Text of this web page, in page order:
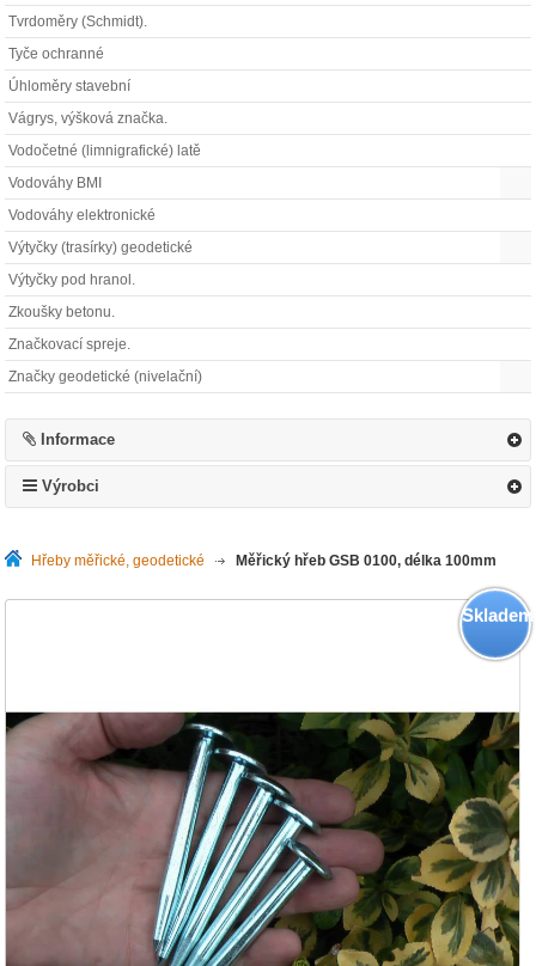
Tvrdoměry (Schmidt).
Tyče ochranné
Úhloměry stavební
Vágrys, výšková značka.
Vodočetné (limnigrafické) latě
Vodováhy BMI
Vodováhy elektronické
Výtyčky (trasírky) geodetické
Výtyčky pod hranol.
Zkoušky betonu.
Značkovací spreje.
Značky geodetické (nivelační)
Informace
Výrobci
Hřeby měřické, geodetické >Měřický hřeb GSB 0100, délka 100mm
Skladem